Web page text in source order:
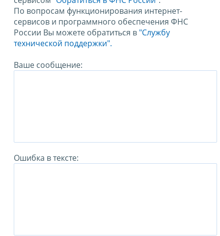
По вопросам функционирования интернет-
сервисов и программного обеспечения ФНС
России Вы можете обратиться в "Службу
технической поддержки".
Ваше сообщение:
Ошибка в тексте: